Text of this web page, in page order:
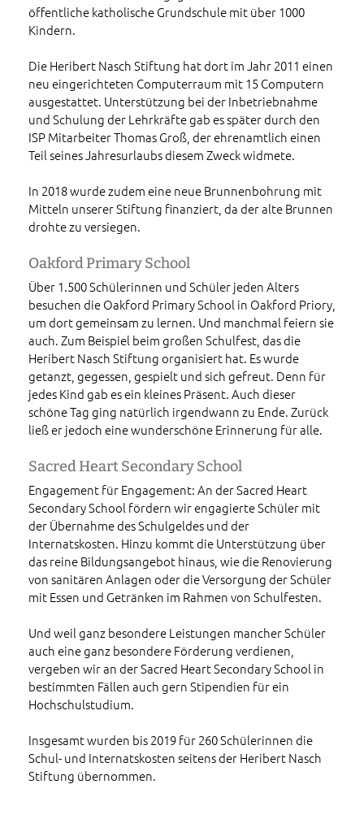
öffentliche katholische Grundschule mit über 1000
Kindern.
Die Heribert Nasch Stiftung hat dort im Jahr 2011 einen
neu eingerichteten Computerraum mit 15 Computern
ausgestattet. Unterstützung bei der Inbetriebnahme
und Schulung der Lehrkräfte gab es später durch den
ISP Mitarbeiter Thomas Groß, der ehrenamtlich einen
Teil seines Jahresurlaubs diesem Zweck widmete.
In 2018 wurde zudem eine neue Brunnenbohrung mit
Mitteln unserer Stiftung finanziert, da der alte Brunnen
drohte zu versiegen.
Oakford Primary School
Über 1.500 Schülerinnen und Schüler jeden Alters
besuchen die Oakford Primary School in Oakford Priory,
um dort gemeinsam zu lernen. Und manchmal feiern sie
auch. Zum Beispiel beim großen Schulfest, das die
Heribert Nasch Stiftung organisiert hat. Es wurde
getanzt, gegessen, gespielt und sich gefreut. Denn für
jedes Kind gab es ein kleines Präsent. Auch dieser
schöne Tag ging natürlich irgendwann zu Ende. Zurück
ließ er jedoch eine wunderschöne Erinnerung für alle.
Sacred Heart Secondary School
Engagement für Engagement: An der Sacred Heart
Secondary School fördern wir engagierte Schüler mit
der Übernahme des Schulgeldes und der
Internatskosten. Hinzu kommt die Unterstützung über
das reine Bildungsangebot hinaus, wie die Renovierung
von sanitären Anlagen oder die Versorgung der Schüler
mit Essen und Getränken im Rahmen von Schulfesten.
Und weil ganz besondere Leistungen mancher Schüler
auch eine ganz besondere Förderung verdienen,
vergeben wir an der Sacred Heart Secondary School in
bestimmten Fällen auch gern Stipendien für ein
Hochschulstudium.
Insgesamt wurden bis 2019 für 260 Schülerinnen die
Schul- und Internatskosten seitens der Heribert Nasch
Stiftung übernommen.